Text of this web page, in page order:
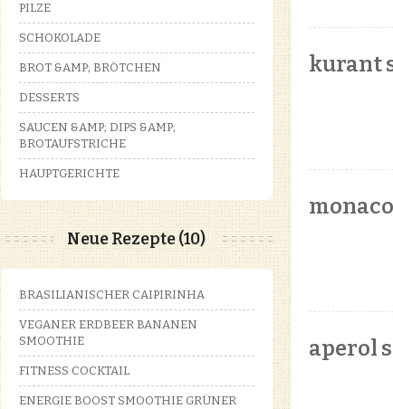
kurant
aperol
PILZE
SCHOKOLADE
BROT &AMP; BRÖTCHEN
DESSERTS
SAUCEN &AMP; DIPS &AMP;
BROTAUFSTRICHE
HAUPTGERICHTE
Neue Rezepte (10)
BRASILIANISCHER CAIPIRINHA
VEGANER ERDBEER BANANEN
SMOOTHIE
FITNESS COCKTAIL
ENERGIE BOOST SMOOTHIE GRÜNER